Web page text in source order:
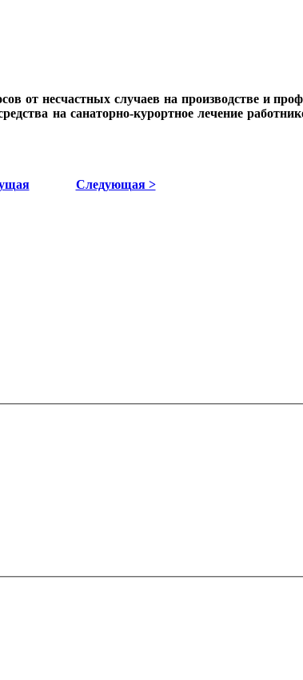
от несчастных случаев на производстве и
на санаторно-курортное лечение
Следующая >